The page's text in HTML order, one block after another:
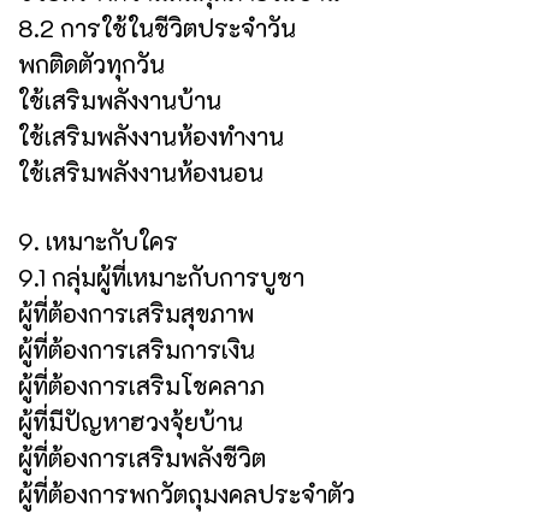
8.2 การใช้ในชีวิตประจำวัน
พกติดตัวทุกวัน
ใช้เสริมพลังงานบ้าน
ใช้เสริมพลังงานห้องทำงาน
ใช้เสริมพลังงานห้องนอน
9. เหมาะกับใคร
9.1 กลุ่มผู้ที่เหมาะกับการบูชา
ผู้ที่ต้องการเสริมสุขภาพ
ผู้ที่ต้องการเสริมการเงิน
ผู้ที่ต้องการเสริมโชคลาภ
ผู้ที่มีปัญหาฮวงจุ้ยบ้าน
ผู้ที่ต้องการเสริมพลังชีวิต
ผู้ที่ต้องการพกวัตถุมงคลประจำตัว